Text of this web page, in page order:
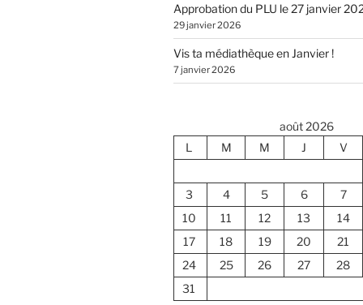
Approbation du PLU le 27 janvier
29 janvier 2026
Vis ta médiathèque en Janvier !
7 janvier 2026
août 2026
L
M M J V
3
4 5 6 7
10
11 12 13 14
17
18 19 20 21
24
25 26 27 28
31